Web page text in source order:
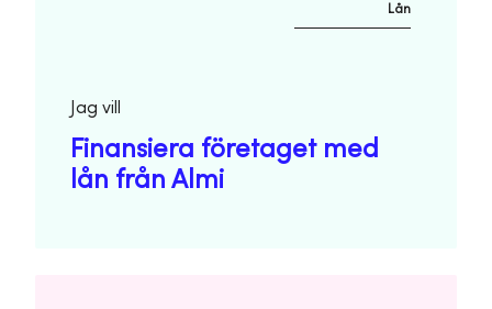
Lån
Jag vill
Finansiera företaget med
lån från Almi